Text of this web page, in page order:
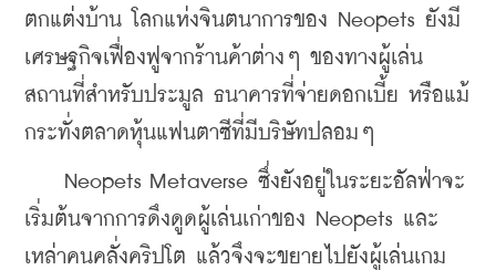
ตกแต่งบ้าน โลกแห่งจินตนาการของ Neopets ยังมี
เศรษฐกิจเฟื่องฟูจากร้านค้าต่างๆ ของทางผู้เล่น
สถานที่สำหรับประมูล ธนาคารที่จ่ายดอกเบี้ย หรือแม้
กระทั่งตลาดหุ้นแฟนตาซีที่มีบริษัทปลอมๆ
Neopets Metaverse ซึ่งยังอยู่ในระยะอัลฟ่าจะ
เริ่มต้นจากการดึงดูดผู้เล่นเก่าของ Neopets และ
เหล่าคนคลั่งคริปโต แล้วจึงจะขยายไปยังผู้เล่นเกม